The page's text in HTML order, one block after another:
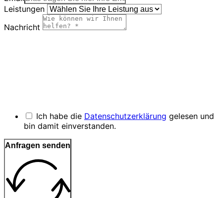
Leistungen
Nachricht
Ich habe die Datenschutzerklärung gelesen und
bin damit einverstanden.
Anfragen senden